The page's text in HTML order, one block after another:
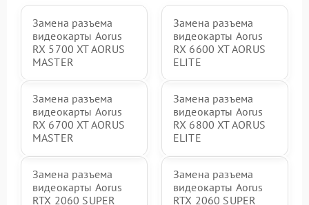
Замена разъема
видеокарты Aorus
RX 5700 XT AORUS
MASTER
Замена разъема
видеокарты Aorus
RX 6600 XT AORUS
ELITE
Замена разъема
видеокарты Aorus
RX 6700 XT AORUS
MASTER
Замена разъема
видеокарты Aorus
RX 6800 XT AORUS
ELITE
Замена разъема
видеокарты Aorus
RTX 2060 SUPER
Замена разъема
видеокарты Aorus
RTX 2060 SUPER